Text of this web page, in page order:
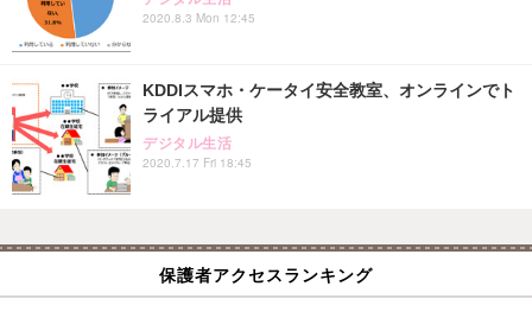
2020.8.3 Mon 12:45
KDDIスマホ・ケータイ安全教室、オンラインでト
ライアル提供
デジタル生活
2020.7.17 Fri 18:45
保護者アクセスランキング